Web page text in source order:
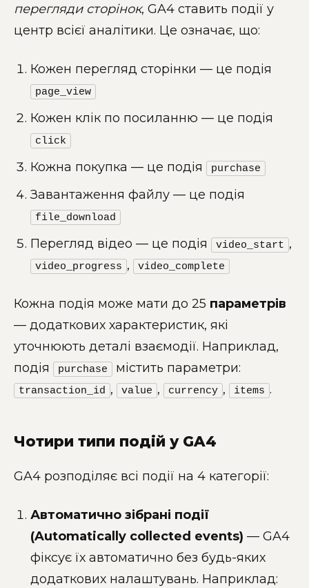
перегляди сторінок, GA4 ставить події у
центр всієї аналітики. Це означає, що:
Кожен перегляд сторінки — це подія
page_view
Кожен клік по посиланню — це подія
click
Кожна покупка — це подія purchase
Завантаження файлу — це подія
file_download
Перегляд відео — це подія video_start ,
video_progress , video_complete
Кожна подія може мати до 25 параметрів
— додаткових характеристик, які
уточнюють деталі взаємодії. Наприклад,
подія
purchase містить параметри:
transaction_id , value , currency , items .
Чотири типи подій у GA4
GA4 розподіляє всі події на 4 категорії:
Автоматично зібрані події
(Automatically collected events) — GA4
фіксує їх автоматично без будь-яких
додаткових налаштувань. Наприклад: